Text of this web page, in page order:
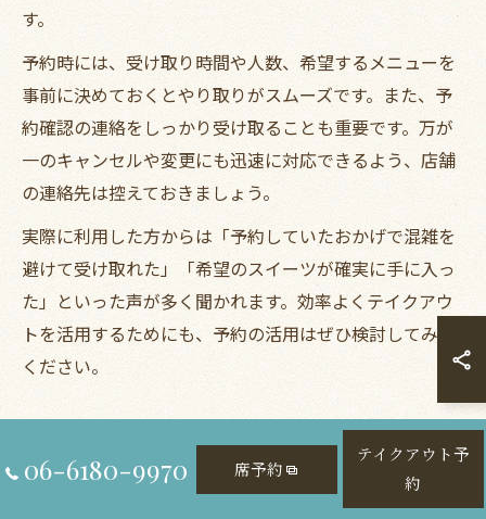
す。
予約時には、受け取り時間や人数、希望するメニューを
事前に決めておくとやり取りがスムーズです。また、予
約確認の連絡をしっかり受け取ることも重要です。万が
一のキャンセルや変更にも迅速に対応できるよう、店舗
の連絡先は控えておきましょう。
実際に利用した方からは「予約していたおかげで混雑を
避けて受け取れた」「希望のスイーツが確実に手に入っ
た」といった声が多く聞かれます。効率よくテイクアウ
トを活用するためにも、予約の活用はぜひ検討してみて
ください。
手間なく楽しむハロウィン限定メニューの選び方
ハロウィン限定のテイクアウトメニューは種類が豊富
で、どれを選ぶか迷う方も多いでしょう。まずは、パー
06-6180-9970 席予約
テイクアウト予
約